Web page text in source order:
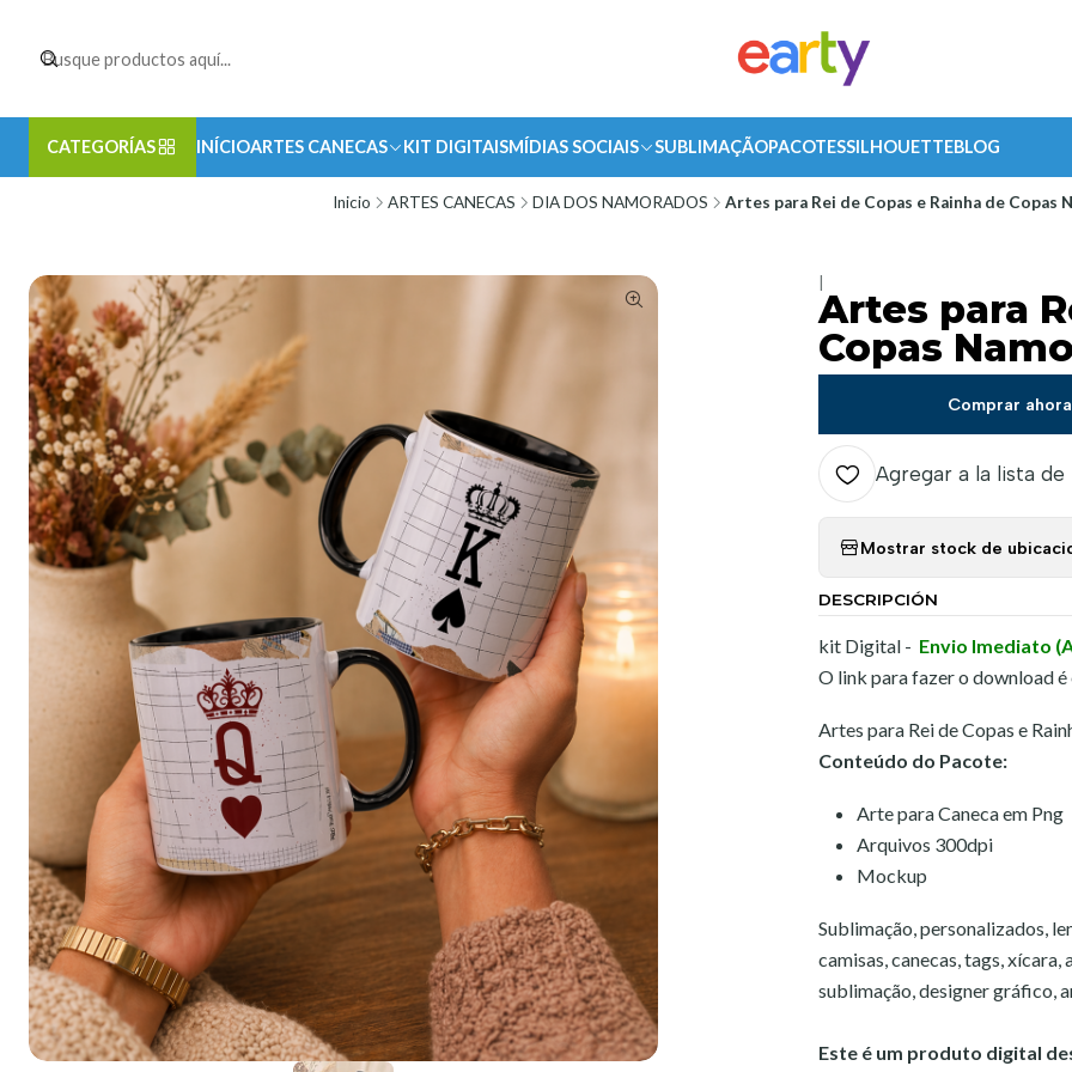
CATEGORÍAS INÍCIOARTES CANECAS KIT DIGITAISMÍDIAS SOCIAIS SUBLIMAÇÃOPACOTESSILHOUETTEBLOG
Inicio ARTES CANECAS DIA DOS NAMORADOS Artes para Rei de Copas e Rainha de Copas
Artes para
Copas
Comprar ahora
Agregar a la lista
Mostrar stock de
DESCRIPCIÓN
kit Digital - Envio Imediato
O link para fazer o download
Artes para Rei de Copas e
Conteúdo do Pacote:
Arte para Caneca em Png
Arquivos 300dpi
Mockup
Sublimação, personalizados,
camisas, canecas, tags,
sublimação, designer gráfico,
Este é um produto digital